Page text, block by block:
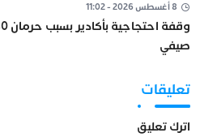
8 أغسطس 2026 - 11:02
صيفي
تعليقات
اترك تعليق